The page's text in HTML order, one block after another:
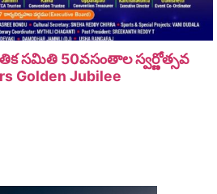
సమితి 50వసంతాల స్వర్ణోత్సవ
Golden Jubilee